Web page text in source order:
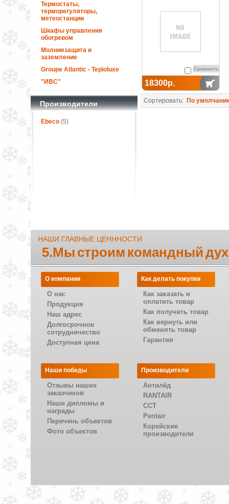
Термостаты,
терморегуляторы,
метеостанции
Шкафы управления
обогревом
Молниезащита и
заземление
Groupe Atlantic - Teploluxe
"ИВС"
Производители
Ebeco(5)
Сравнить
18300р.
Сортировать: По
НАШИ ГЛАВНЫЕ ЦЕНННОСТИ
5.Мы строим командный
О компании
О нас
Продукция
Наш адрес
Долгосрочное
сотрудничество
Доступная цена
Как делать покупки
Как заказать и
оплатить товар
Как получить товар
Как вернуть или
обменять товар
Гарантия
Наши победы
Отзывы наших
заказчиков
Наши дипломы и
награды
Перечень объектов
Фото объектов
Производители
Антилёд
RANTAIR
CCT
Pentair
Корейские
производители